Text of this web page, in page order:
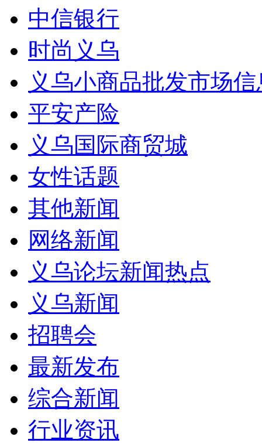
中信银行
时尚义乌
义乌小商品批发市场
平安产险
义乌国际商贸城
女性话题
其他新闻
网络新闻
义乌论坛新闻热点
义乌新闻
招聘会
最新发布
综合新闻
行业资讯